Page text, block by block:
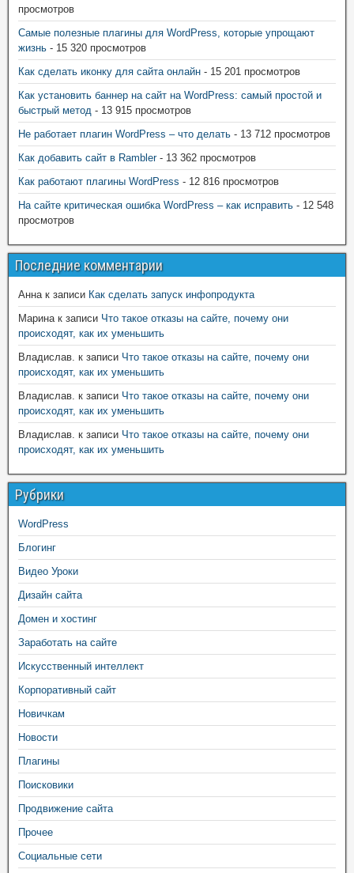
просмотров
Самые полезные плагины для WordPress, которые упрощают
жизнь - 15 320 просмотров
Как сделать иконку для сайта онлайн - 15 201 просмотров
Как установить баннер на сайт на WordPress: самый простой и
быстрый метод - 13 915 просмотров
Не работает плагин WordPress – что делать - 13 712 просмотров
Как добавить сайт в Rambler- 13 362 просмотров
Как работают плагины WordPress - 12 816 просмотров
На сайте критическая ошибка WordPress – как исправить - 12 548
просмотров
Последние комментарии
Аннак записи Как сделать запуск инфопродукта
Маринак записи Что такое отказы на сайте, почему они
происходят, как их уменьшить
Владислав. к записи Что такое отказы на сайте, почему они
происходят, как их уменьшить
Владислав. к записи Что такое отказы на сайте, почему они
происходят, как их уменьшить
Владислав. к записи Что такое отказы на сайте, почему они
происходят, как их уменьшить
Рубрики
WordPress
Блогинг
Видео Уроки
Дизайн сайта
Домен и хостинг
Заработать на сайте
Искусственный интеллект
Корпоративный сайт
Новичкам
Новости
Плагины
Поисковики
Продвижение сайта
Прочее
Социальные сети